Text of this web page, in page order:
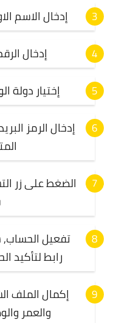
إدخال الاسم
إدخال
إختيار دولة
إدخال الرمز
الضغط على زر
تفعيل
رابط لتأكيد
إكمال الملف
والعمر